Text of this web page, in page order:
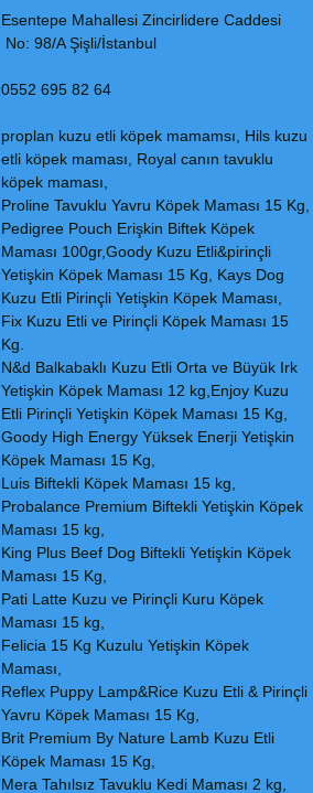
Esentepe Mahallesi Zincirlidere Caddesi
No: 98/A Şişli/İstanbul
0552 695 82 64
proplan kuzu etli köpek mamamsı, Hils kuzu
etli köpek maması, Royal canın tavuklu
köpek maması,
Proline Tavuklu Yavru Köpek Maması 15 Kg,
Pedigree Pouch Erişkin Biftek Köpek
Maması 100gr,Goody Kuzu Etli&pirinçli
Yetişkin Köpek Maması 15 Kg, Kays Dog
Kuzu Etli Pirinçli Yetişkin Köpek Maması,
Fix Kuzu Etli ve Pirinçli Köpek Maması 15
Kg.
N&d Balkabaklı Kuzu Etli Orta ve Büyük Irk
Yetişkin Köpek Maması 12 kg,Enjoy Kuzu
Etli Pirinçli Yetişkin Köpek Maması 15 Kg,
Goody High Energy Yüksek Enerji Yetişkin
Köpek Maması 15 Kg,
Luis Biftekli Köpek Maması 15 kg,
Probalance Premium Biftekli Yetişkin Köpek
Maması 15 kg,
King Plus Beef Dog Biftekli Yetişkin Köpek
Maması 15 Kg,
Pati Latte Kuzu ve Pirinçli Kuru Köpek
Maması 15 kg,
Felicia 15 Kg Kuzulu Yetişkin Köpek
Maması,
Reflex Puppy Lamp&Rice Kuzu Etli & Pirinçli
Yavru Köpek Maması 15 Kg,
Brit Premium By Nature Lamb Kuzu Etli
Köpek Maması 15 Kg,
Mera Tahılsız Tavuklu Kedi Maması 2 kg,